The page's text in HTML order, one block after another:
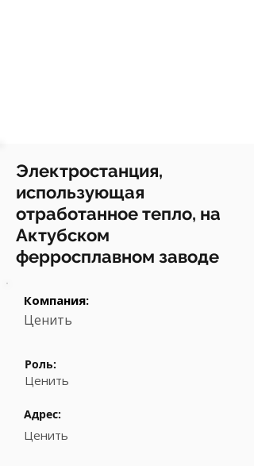
Электростанция,
использующая
отработанное тепло, на
Актубском
ферросплавном заводе
Компания:
Ценить
Роль:
Ценить
Адрес:
Ценить